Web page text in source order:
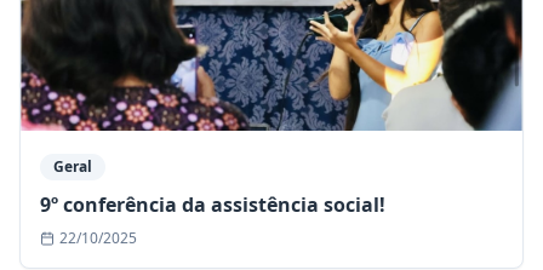
Geral
9º conferência da assistência social!
22/10/2025